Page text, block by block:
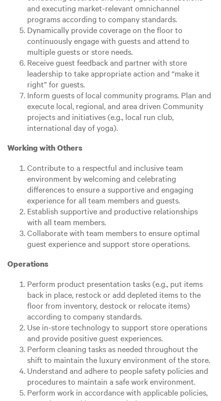
and executing market-relevant omnichannel
programs according to company standards.
Dynamically provide coverage on the floor to
continuously engage with guests and attend to
multiple guests or store needs.
Receive guest feedback and partner with store
leadership to take appropriate action and “make it
right” for guests.
Inform guests of local community programs. Plan and
execute local, regional, and area driven Community
projects and initiatives (e.g., local run club,
international day of yoga).
Working with Others
Contribute to a respectful and inclusive team
environment by welcoming and celebrating
differences to ensure a supportive and engaging
experience for all team members and guests.
Establish supportive and productive relationships
with all team members.
Collaborate with team members to ensure optimal
guest experience and support store operations.
Operations
Perform product presentation tasks (e.g., put items
back in place, restock or add depleted items to the
floor from inventory, destock or relocate items)
according to company standards.
Use in-store technology to support store operations
and provide positive guest experiences.
Perform cleaning tasks as needed throughout the
shift to maintain the luxury environment of the store.
Understand and adhere to people safety policies and
procedures to maintain a safe work environment.
Perform work in accordance with applicable policies,